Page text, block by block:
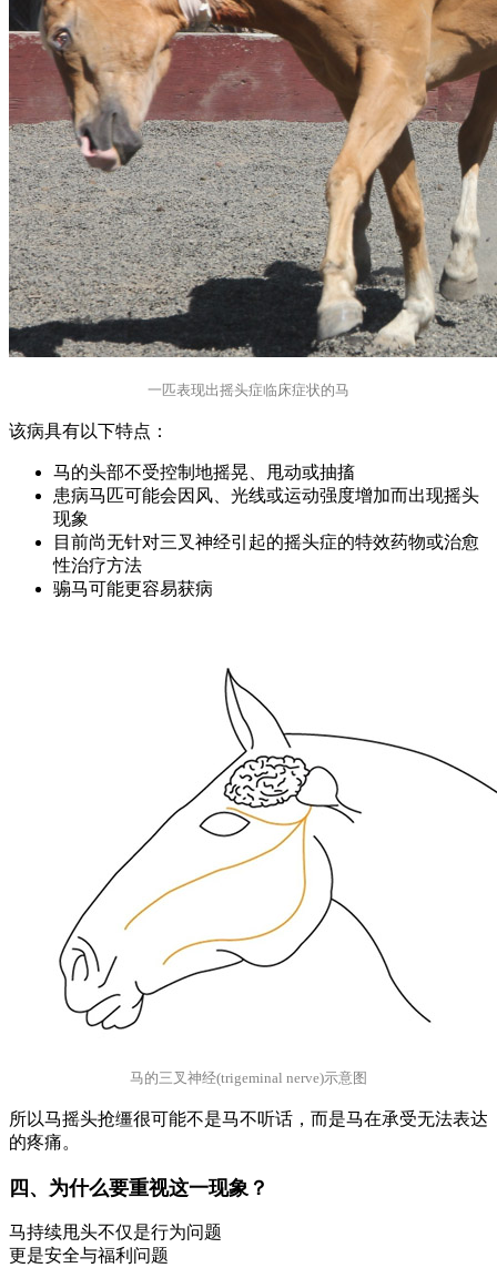
一匹表现出摇头症临床症状的马
该病具有以下特点：
马的头部不受控制地摇晃、甩动或抽搐
患病马匹可能会因风、光线或运动强度增加而出现摇头
现象
目前尚无针对三叉神经引起的摇头症的特效药物或治愈
性治疗方法
骟马可能更容易获病
马的三叉神经(trigeminal nerve)示意图
所以马摇头抢缰很可能不是马不听话，而是马在承受无法表达
的疼痛。
四、为什么要重视这一现象？
马持续甩头不仅是行为问题
更是安全与福利问题